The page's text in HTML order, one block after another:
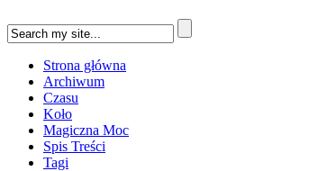
Strona główna
Archiwum
Czasu
Koło
Magiczna Moc
Spis Treści
Tagi